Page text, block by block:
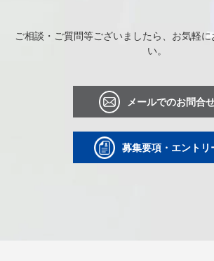
ご相談・ご質問等ございましたら、お気軽
い。
メールでのお問合
募集要項・エントリ